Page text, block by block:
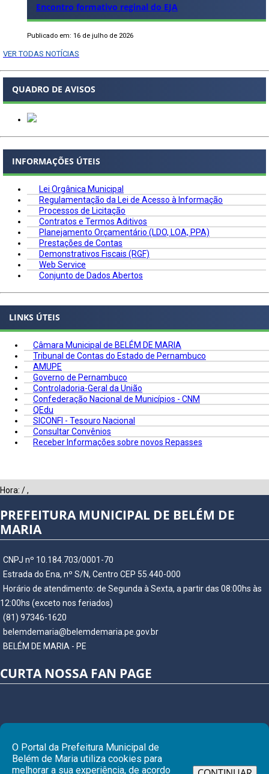
Encontro formativo reginal do EJA
Publicado em: 16 de julho de 2026
VER TODAS NOTÍCIAS
QUADRO DE AVISOS
INFORMAÇÕES ÚTEIS
Lei Orgânica Municipal
Regulamentação da Lei de Acesso à Informação
Processos de Licitação
Contratos e Termos Aditivos
Planejamento Orçamentário (LDO, LOA, PPA)
Prestações de Contas
Demonstrativos Fiscais (RGF)
Web Service
Conjunto de Dados Abertos
LINKS ÚTEIS
Câmara Municipal de BELÉM DE MARIA
Tribunal de Contas do Estado de Pernambuco
AMUPE
Governo de Pernambuco
Controladoria-Geral da União
Confederação Nacional de Municípios - CNM
QEdu
SICONFI - Tesouro Nacional
Consultar Convênios
Receber Informações sobre novos Repasses
Hora: /,
PREFEITURA MUNICIPAL DE BELÉM DE
MARIA
CNPJ nº 10.184.703/0001-70
Estrada do Ena, nº S/N, Centro CEP 55.440-000
Horário de atendimento: de Segunda à Sexta, a partir das 08:00hs às
12:00hs (exceto nos feriados)
(81) 97346-1620
belemdemaria@belemdemaria.pe.gov.br
BELÉM DE MARIA - PE
CURTA NOSSA FAN PAGE
O Portal da Prefeitura Municipal de
Belém de Maria utiliza cookies para
melhorar a sua experiência, de acordo